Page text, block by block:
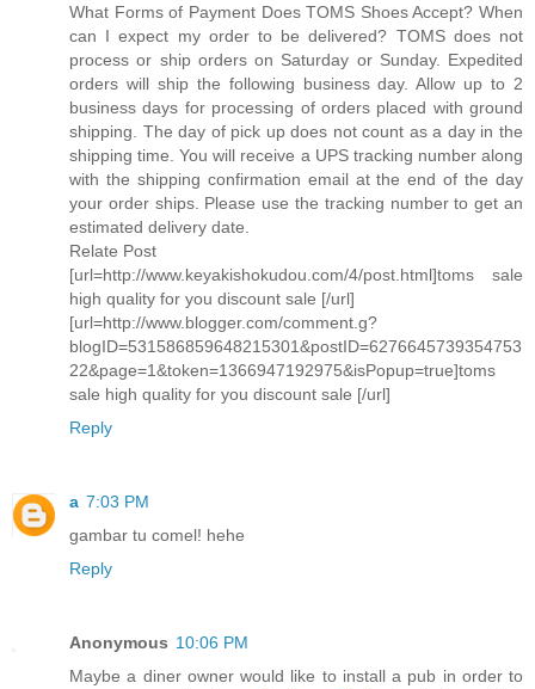
What Forms of Payment Does TOMS Shoes Accept? When
can I expect my order to be delivered? TOMS does not
process or ship orders on Saturday or Sunday. Expedited
orders will ship the following business day. Allow up to 2
business days for processing of orders placed with ground
shipping. The day of pick up does not count as a day in the
shipping time. You will receive a UPS tracking number along
with the shipping confirmation email at the end of the day
your order ships. Please use the tracking number to get an
estimated delivery date.
Relate Post
[url=http://www.keyakishokudou.com/4/post.html]toms sale
high quality for you discount sale [/url]
[url=http://www.blogger.com/comment.g?
blogID=531586859648215301&postID=6276645739354753
22&page=1&token=1366947192975&isPopup=true]toms
sale high quality for you discount sale [/url]
Reply
a 7:03 PM
gambar tu comel! hehe
Reply
Anonymous 10:06 PM
Maybe a diner owner would like to install a pub in order to